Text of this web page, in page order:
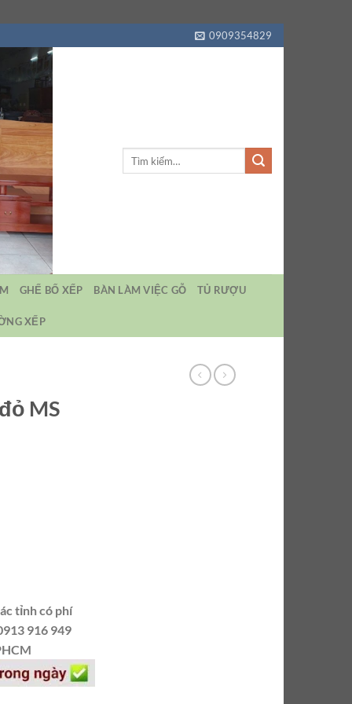
0909354829
GHẾ BỐ XẾP BÀN LÀM VIỆC GỖ TỦ RƯỢU
XẾP
MS
tỉnh có phí
916 949